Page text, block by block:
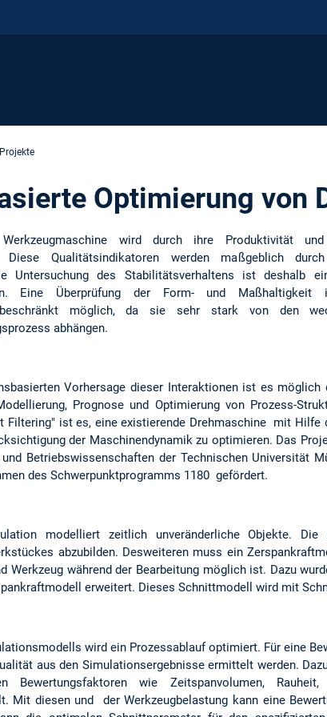
Optimierung von
wird durch ihre Produktivität
Diese Qualitätsindikatoren werden maßgeblich
Untersuchung des Stabilitätsverhaltens ist deshalb
Eine Überprüfung der Form- und
beschränkt möglich, da sie sehr stark von den
abhängen.
Vorhersage dieser Interaktionen ist es möglich
Prognose und Optimierung von Prozess-
Filtering" ist es, eine existierende Drehmaschine mit Hilfe
der Maschinendynamik zu optimieren. Das
Betriebswissenschaften der Technischen Universität
des Schwerpunktprogramms 1180 gefördert.
modelliert zeitlich unveränderliche Objekte.
abzubilden. Desweiteren muss ein
Werkzeug während der Bearbeitung möglich ist. Dazu
erweitert. Dieses Schnittmodell wird mit
wird ein Prozessablauf optimiert. Für eine
aus den Simulationsergebnisse ermittelt werden.
Bewertungsfaktoren wie Zeitspanvolumen,
Mit diesen und der Werkzeugbelastung kann eine